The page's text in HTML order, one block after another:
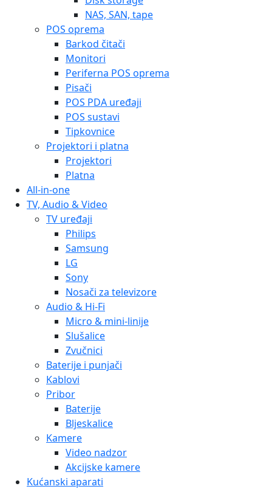
NAS, SAN, tape
POS oprema
Barkod čitači
Monitori
Periferna POS oprema
Pisači
POS PDA uređaji
POS sustavi
Tipkovnice
Projektori i platna
Projektori
Platna
All-in-one
TV, Audio & Video
TV uređaji
Philips
Samsung
LG
Sony
Nosači za televizore
Audio & Hi-Fi
Micro & mini-linije
Slušalice
Zvučnici
Baterije i punjači
Kablovi
Pribor
Baterije
Bljeskalice
Kamere
Video nadzor
Akcijske kamere
Kućanski aparati